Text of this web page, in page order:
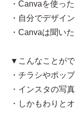
・Canvaを使っ
・自分でデザイ
・Canvaは聞い
▼こんなことが
・チラシやポッ
・インスタの写
・しかもわりと